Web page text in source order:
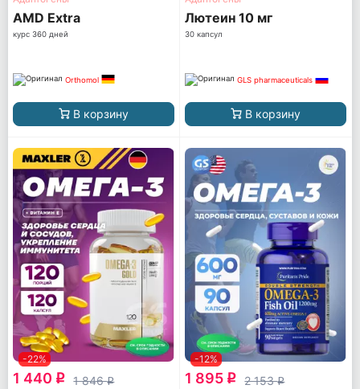
AМD Extra
курс 360 дней
Orthomol
В корзину
Лютеин 10 мг
30 капсул
GLS pharmaceuticals
В корзину
-22%
1 440 q 1 846q
-12%
1 895 q 2 153q